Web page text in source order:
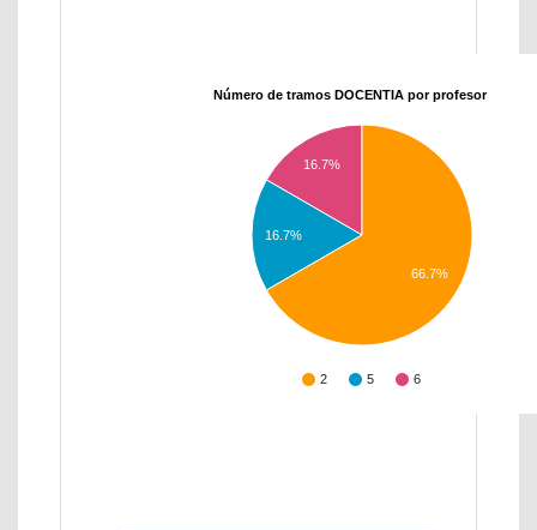
Número de tramos DOCENTIA por profesor
2 5 6
16.7%
16.7%
66.7%